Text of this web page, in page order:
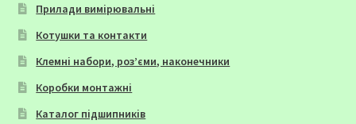
Прилади вимірювальні
Котушки та контакти
Клемні набори, роз’єми, наконечники
Коробки монтажні
Каталог підшипників